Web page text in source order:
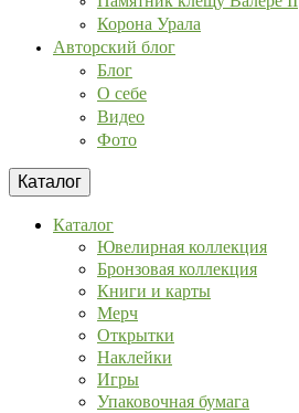
Корона Урала
Авторский блог
Блог
О себе
Видео
Фото
Каталог
Каталог
Ювелирная коллекция
Бронзовая коллекция
Книги и карты
Мерч
Открытки
Наклейки
Игры
Упаковочная бумага